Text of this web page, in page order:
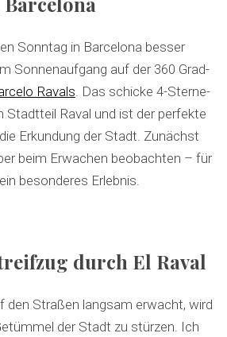
Sonntag in Barcelona besser
Sonnenaufgang auf der 360 Grad-
Ravals. Das schicke 4-Sterne-
Stadtteil Raval und ist der perfekte
Erkundung der Stadt. Zunächst
beim Erwachen beobachten – für
besonderes Erlebnis.
durch El Raval
den Straßen langsam erwacht, wird
der Stadt zu stürzen. Ich